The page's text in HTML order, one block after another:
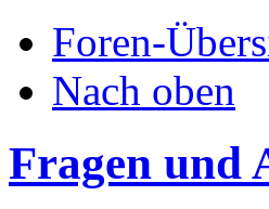
Foren-
Nach oben
Fragen und